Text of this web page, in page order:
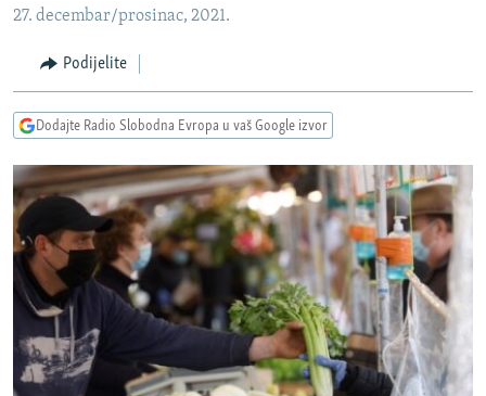
na
navigaciju
Pređite
na
KOSOVO
CRNA GORA
VIDEO
FOTOGALERIJE
INFOGRAFIKE
PODCASTI
RAT U UKRAJINI
KINA NA BALKANU
RSE PRIČE IZ SVIJETA
ISPRIČAJ MI
DNEVNO@RSE
SPECIJALI RSE
27. decembar/prosinac, 2021.
Podijelite
Dodajte Radio Slobodna Evropa u vaš Google izvor